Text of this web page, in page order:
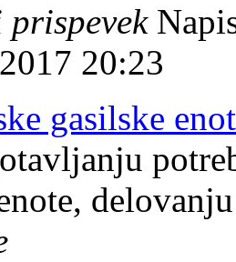
20:23
gasilske